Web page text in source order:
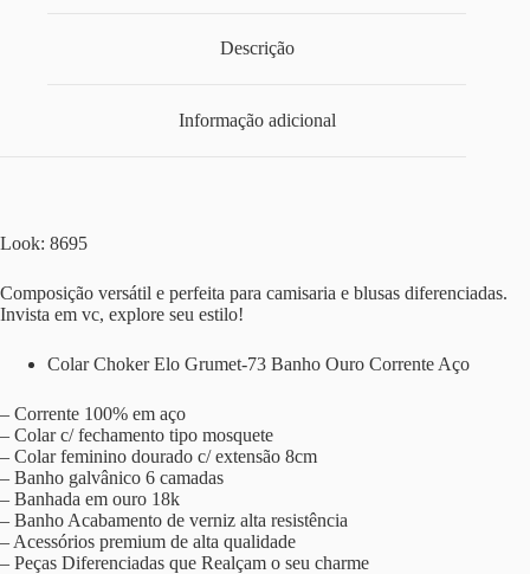
Descrição
Informação adicional
Look: 8695
Composição versátil e perfeita para camisaria e blusas diferenciadas.
Invista em vc, explore seu estilo!
Colar Choker Elo Grumet-73 Banho Ouro Corrente Aço
– Corrente 100% em aço
– Colar c/ fechamento tipo mosquete
– Colar feminino dourado c/ extensão 8cm
– Banho galvânico 6 camadas
– Banhada em ouro 18k
– Banho Acabamento de verniz alta resistência
– Acessórios premium de alta qualidade
– Peças Diferenciadas que Realçam o seu charme